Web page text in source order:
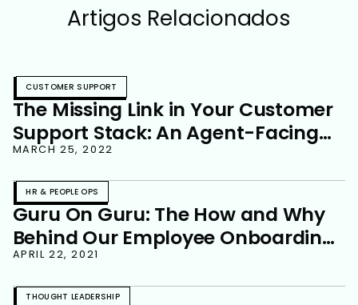
Artigos Relacionados
CUSTOMER SUPPORT
The Missing Link in Your Customer
Support Stack: An Agent-Facing
Knowledge Base
MARCH 25, 2022
HR & PEOPLE OPS
Guru On Guru: The How and Why
Behind Our Employee Onboarding
Process
APRIL 22, 2021
THOUGHT LEADERSHIP